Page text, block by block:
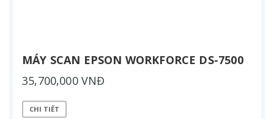
MÁY SCAN EPSON WORKFORCE DS-7500
35,700,000 VNĐ
CHI TIẾT